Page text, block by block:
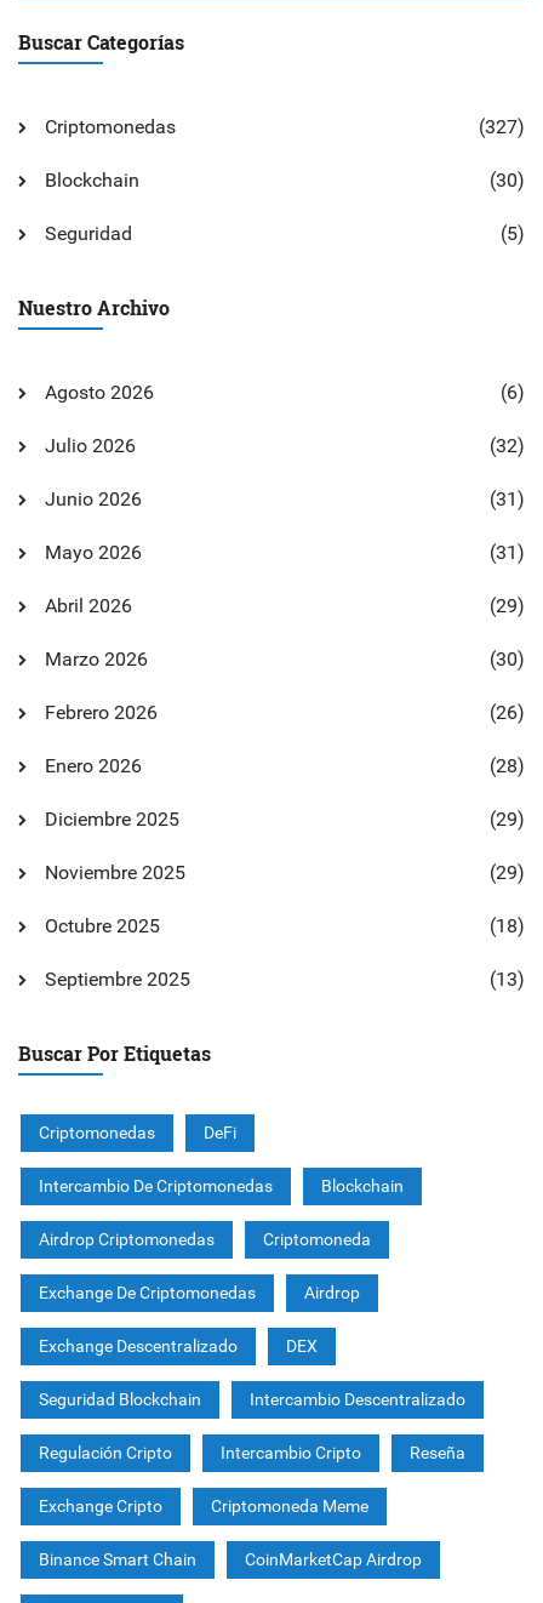
Buscar Categorías
Criptomonedas (327)
Blockchain (30)
Seguridad (5)
Nuestro Archivo
Agosto 2026 (6)
Julio 2026 (32)
Junio 2026 (31)
Mayo 2026 (31)
Abril 2026 (29)
Marzo 2026 (30)
Febrero 2026 (26)
Enero 2026 (28)
Diciembre 2025 (29)
Noviembre 2025 (29)
Octubre 2025 (18)
Septiembre 2025 (13)
Buscar Por Etiquetas
Criptomonedas DeFi
Intercambio De Criptomonedas Blockchain
Airdrop Criptomonedas Criptomoneda
Exchange De Criptomonedas Airdrop
Exchange Descentralizado DEX
Seguridad Blockchain Intercambio Descentralizado
Regulación Cripto Intercambio Cripto Reseña
Exchange Cripto Criptomoneda Meme
Binance Smart Chain CoinMarketCap Airdrop